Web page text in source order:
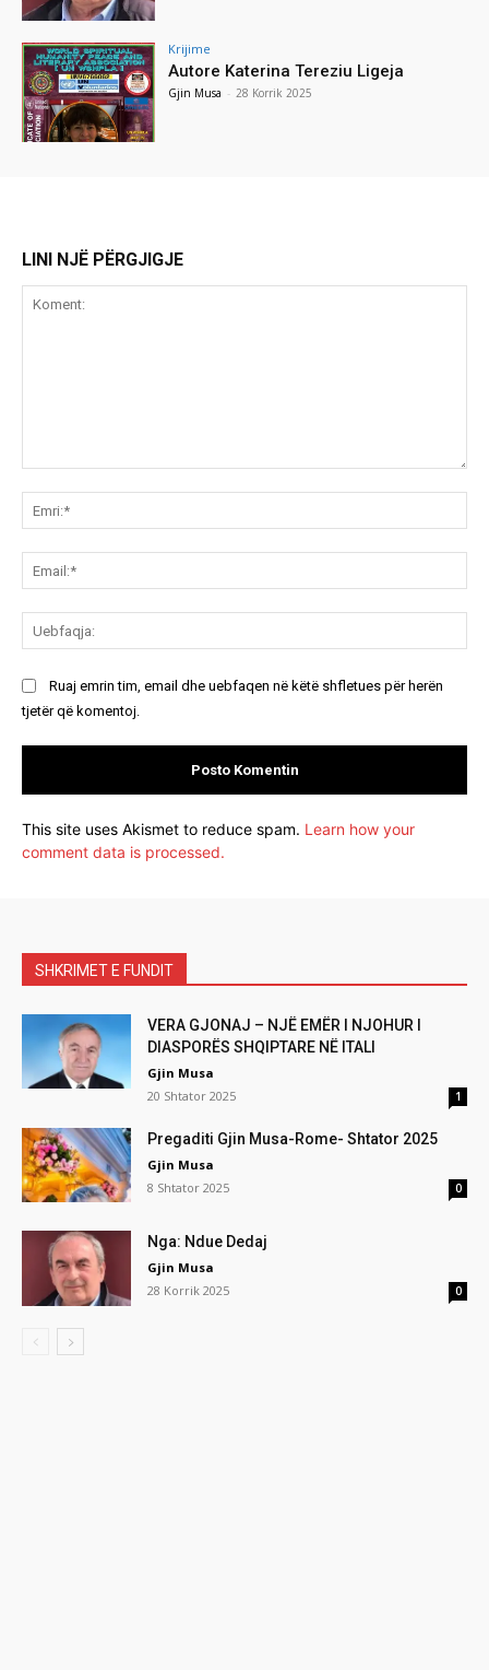
Krijime
Autore Katerina Tereziu Ligeja
Gjin Musa - 28 Korrik 2025
LINI NJË PËRGJIGJE
Ruaj emrin tim, email dhe uebfaqen në këtë shfletues për herën
tjetër që komentoj.
This site uses Akismet to reduce spam. Learn how your
comment data is processed.
SHKRIMET E FUNDIT
VERA GJONAJ – NJË EMËR I NJOHUR I
DIASPORËS SHQIPTARE NË ITALI
Gjin Musa
20 Shtator 2025
1
Pregaditi Gjin Musa-Rome- Shtator 2025
Gjin Musa
8 Shtator 2025
0
Nga: Ndue Dedaj
Gjin Musa
28 Korrik 2025
0